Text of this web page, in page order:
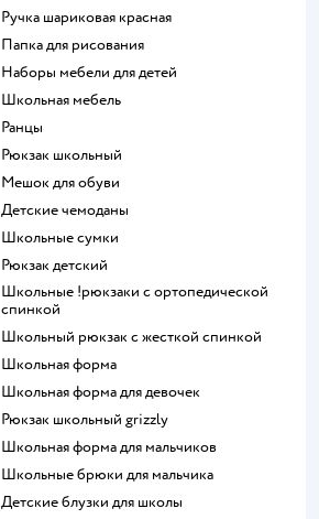
Ручка шариковая красная
Папка для рисования
Наборы мебели для детей
Школьная мебель
Ранцы
Рюкзак школьный
Мешок для обуви
Детские чемоданы
Школьные сумки
Рюкзак детский
Школьные !рюкзаки с ортопедической
спинкой
Школьный рюкзак с жесткой спинкой
Школьная форма
Школьная форма для девочек
Рюкзак школьный grizzly
Школьная форма для мальчиков
Школьные брюки для мальчика
Детские блузки для школы